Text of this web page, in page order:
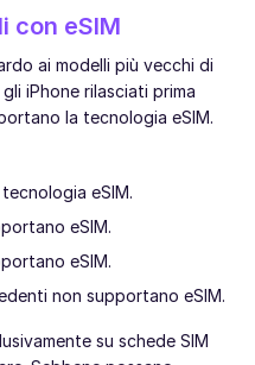
con eSIM
ai modelli più vecchi di
iPhone rilasciati prima
la tecnologia eSIM.
eSIM.
eSIM.
eSIM.
non supportano eSIM.
su schede SIM